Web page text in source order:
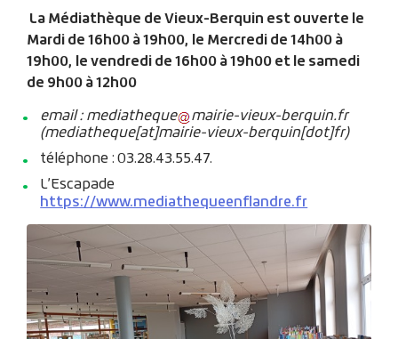
La Médiathèque de Vieux-Berquin est ouverte le
Mardi de 16h00 à 19h00, le Mercredi de 14h00 à
19h00, le vendredi de 16h00 à 19h00 et le samedi
de 9h00 à 12h00
email :mediatheque mairie-vieux-berquin.fr
(mediatheque[at]mairie-vieux-berquin[dot]fr)
téléphone : 03.28.43.55.47.
L’Escapade
https://www.mediathequeenflandre.fr